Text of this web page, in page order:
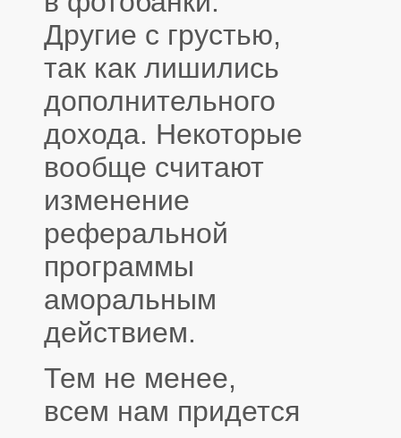
Другие с грустью,
так как лишились
дополнительного
дохода. Некоторые
вообще считают
изменение
реферальной
программы
аморальным
действием.
Тем не менее,
всем нам придется